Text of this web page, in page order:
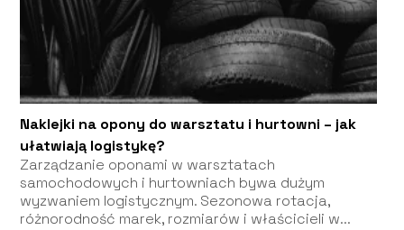
Naklejki na opony do warsztatu i hurtowni – jak
ułatwiają logistykę?
Zarządzanie oponami w warsztatach
samochodowych i hurtowniach bywa dużym
wyzwaniem logistycznym. Sezonowa rotacja,
różnorodność marek, rozmiarów i właścicieli w...